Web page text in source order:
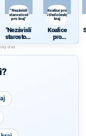
"Nezávislí
starostové
pro kraj"
"Nezávislí
starostové
pro kraj"
Koalice pro
Středočeský
kraj
Koalice
pro
Středočes